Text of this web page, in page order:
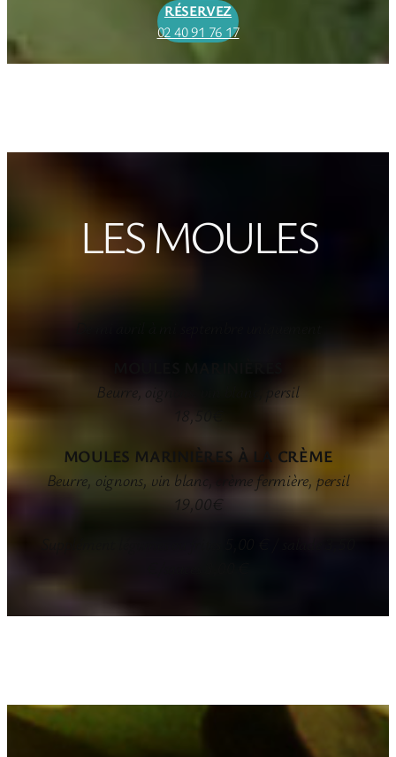
RÉSERVEZ
02 40 91 76 17
LES MOULES
Beurre, oignons, vin blanc, persil
18,50€
MOULES MARINIÈRES À LA CRÈME
Beurre, oignons, vin blanc, crème fermière, persil
19,00€